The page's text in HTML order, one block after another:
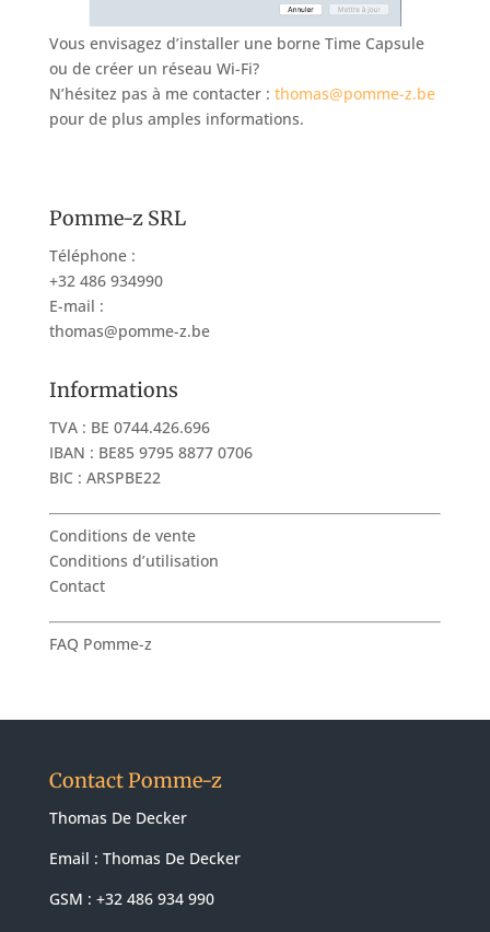
Vous envisagez d’installer une borne Time Capsule
ou de créer un réseau Wi-Fi?
N’hésitez pas à me contacter : thomas@pomme-z.be
pour de plus amples informations.
Pomme-z SRL
Téléphone :
+32 486 934990
E-mail :
thomas@pomme-z.be
Informations
TVA : BE 0744.426.696
IBAN : BE85 9795 8877 0706
BIC : ARSPBE22
Conditions de vente
Conditions d’utilisation
Contact
FAQ Pomme-z
Contact Pomme-z
Thomas De Decker
Email : Thomas De Decker
GSM : +32 486 934 990